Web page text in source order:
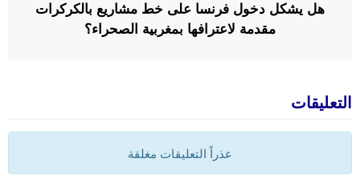
هل يشكل دخول فرنسا على خط مشاريع بالكركرات
مقدمة لاعترافها بمغربية الصحراء؟
التعليقات
عذراً التعليقات مغلقة